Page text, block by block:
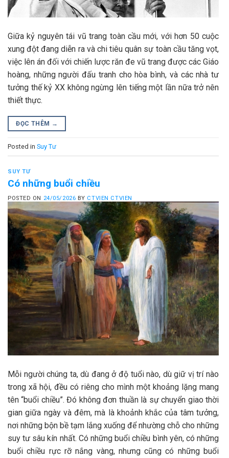
Giữa kỷ nguyên tái vũ trang toàn cầu mới, với hơn 50 cuộc
xung đột đang diễn ra và chi tiêu quân sự toàn cầu tăng vọt,
việc lên án đối với chiến lược răn đe vũ trang được các Giáo
hoàng, những người đấu tranh cho hòa bình, và các nhà tư
tưởng thế kỷ XX không ngừng lên tiếng một lần nữa trở nên
thiết thực.
ĐỌC THÊM →
Posted in Suy Tư
SUY TƯ
Có những buổi chiều
POSTED ON 24/05/2026 BY CTVIEN CTVIEN
Mỗi người chúng ta, dù đang ở độ tuổi nào, dù giữ vị trí nào
trong xã hội, đều có riêng cho mình một khoảng lặng mang
tên “buổi chiều”. Đó không đơn thuần là sự chuyển giao thời
gian giữa ngày và đêm, mà là khoảnh khắc của tâm tưởng,
nơi những bộn bề tạm lắng xuống để nhường chỗ cho những
suy tư sâu kín nhất. Có những buổi chiều bình yên, có những
buổi chiều rực rỡ nắng vàng, nhưng cũng có những buổi